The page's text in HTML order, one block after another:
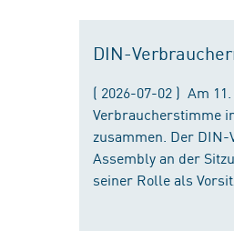
DIN-
( 2026-07-02 ) Am
Verbraucherstimme
zusammen. Der
Assembly an der
seiner Rolle als